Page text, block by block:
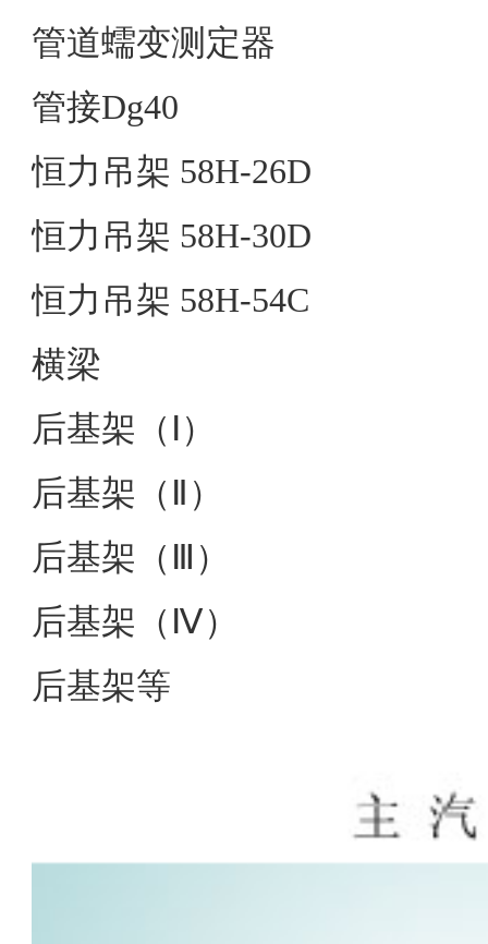
管道蠕变测定器
管接Dg40
恒力吊架 58H-26D
恒力吊架 58H-30D
恒力吊架 58H-54C
横梁
后基架（Ⅰ）
后基架（Ⅱ）
后基架（Ⅲ）
后基架（Ⅳ）
后基架等